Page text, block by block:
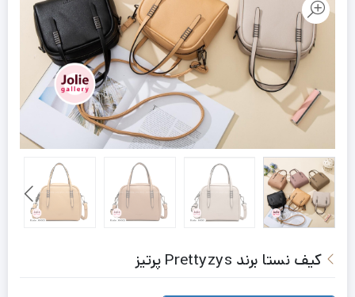
کیف نستا برند Prettyzys پرتیز